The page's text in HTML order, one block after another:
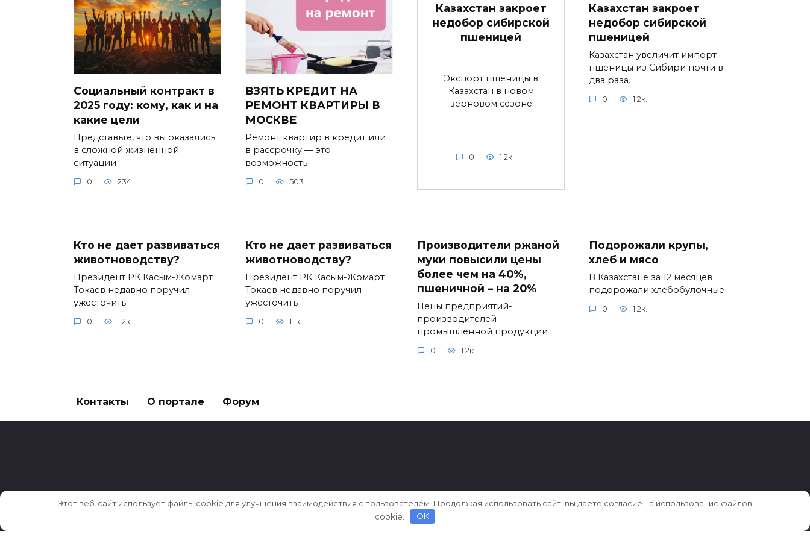
Социальный контракт в
2025 году: кому, как и на
какие цели
Представьте, что вы оказались
в сложной жизненной
ситуации
0 234
ВЗЯТЬ КРЕДИТ НА
РЕМОНТ КВАРТИРЫ В
МОСКВЕ
Ремонт квартир в кредит или
в рассрочку — это
возможность
0 503
Казахстан закроет
недобор сибирской
пшеницей
Экспорт пшеницы в
Казахстан в новом
зерновом сезоне
0 1.2к.
Казахстан закроет
недобор сибирской
пшеницей
Казахстан увеличит импорт
пшеницы из Сибири почти в
два раза.
0 1.2к.
Кто не дает развиваться
животноводству?
Президент РК Касым-Жомарт
Токаев недавно поручил
ужесточить
0 1.2к.
Кто не дает развиваться
животноводству?
Президент РК Касым-Жомарт
Токаев недавно поручил
ужесточить
0 1.1к.
Производители ржаной
муки повысили цены
более чем на 40%,
пшеничной – на 20%
Цены предприятий-
производителей
промышленной продукции
0 1.2к.
Подорожали крупы,
хлеб и мясо
В Казахстане за 12 месяцев
подорожали хлебобулочные
0 1.2к.
Контакты О портале Форум
Этот веб-сайт использует файлы cookie для улучшения взаимодействия с пользователем. Продолжая использовать сайт, вы даете согласие на использование файлов
cookie.
OK